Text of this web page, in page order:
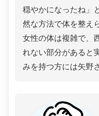
穏やかになったね」
然な方法で体を整え
女性の体は複雑で、
れない部分があると
みを持つ方には矢野